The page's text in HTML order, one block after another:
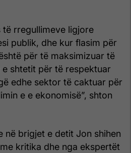
të rregullimeve ligjore
publik, dhe kur flasim për
për të maksimizuar të
shtetit për të respektuar
edhe sektor të caktuar për
e e ekonomisë”, shton
në brigjet e detit Jon shihen
kritika dhe nga ekspertët